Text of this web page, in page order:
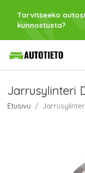
Tarvitseeko autosi
kunnostusta?
Jarrusylinteri
Etusivu